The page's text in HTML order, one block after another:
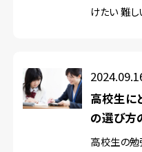
けたい 難し
塾に通う
高校生に
の選び方
高校生の勉